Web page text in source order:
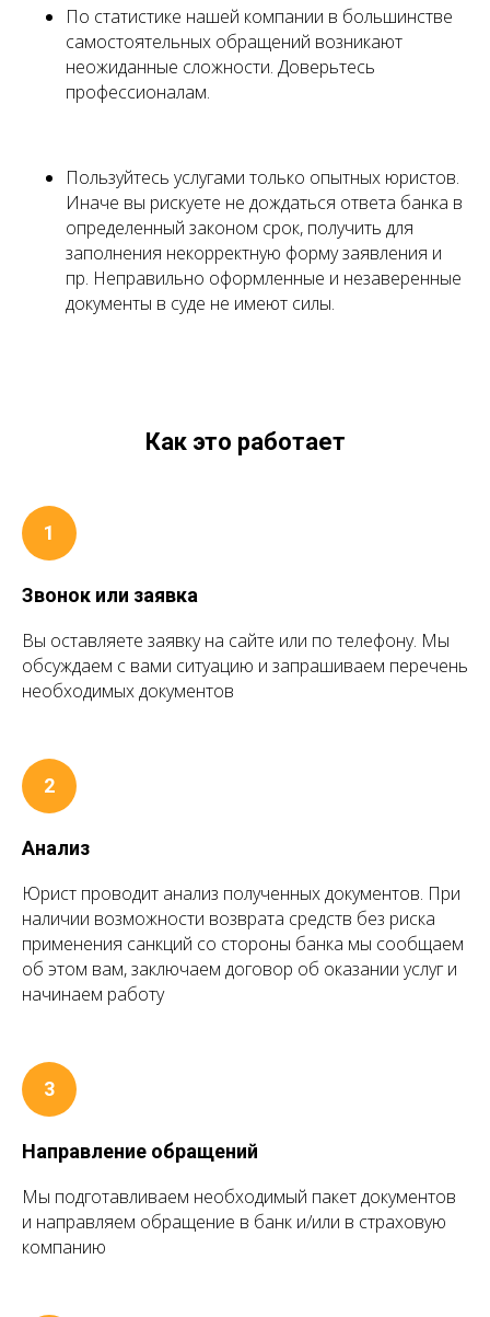
По статистике нашей компании в большинстве
самостоятельных обращений возникают
неожиданные сложности. Доверьтесь
профессионалам.
Пользуйтесь услугами только опытных юристов.
Иначе вы рискуете не дождаться ответа банка в
определенный законом срок, получить для
заполнения некорректную форму заявления и
пр. Неправильно оформленные и незаверенные
документы в суде не имеют силы.
Как это работает
Звонок или заявка
Вы оставляете заявку на сайте или по телефону. Мы
обсуждаем с вами ситуацию и запрашиваем перечень
необходимых документов
Анализ
Юрист проводит анализ полученных документов. При
наличии возможности возврата средств без риска
применения санкций со стороны банка мы сообщаем
об этом вам, заключаем договор об оказании услуг и
начинаем работу
Направление обращений
Мы подготавливаем необходимый пакет документов
и направляем обращение в банк и/или в страховую
компанию